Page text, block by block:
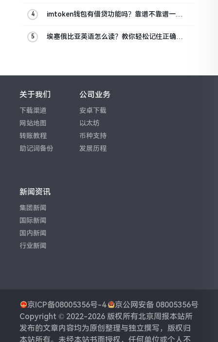
imtoken钱包有借贷功能吗？靠谱不靠谱一文
埃塞俄比亚英语怎么读？教你轻松记住正确发
关于我们
下载渠道
网站地图
转账教程
助记词备份
公司业务
安卓下载
以太坊
币种支持
发展历程
新闻资讯
集团新闻
国际新闻
国内新闻
行业新闻
京ICP备08005356号-4
京公网安备 08005356号
Copyright © 2022-2026 版权所有北京周报本站所
发布的文章内容均为原创整理与独立撰写，版权归
本站所有。未经本站书面授权，任何单位或个人不